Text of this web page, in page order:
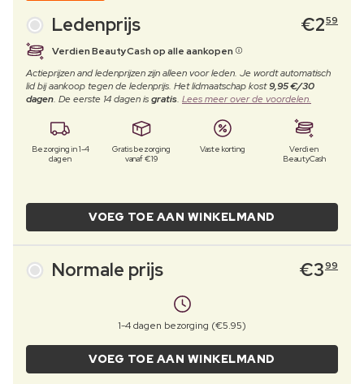
Ledenprijs €259
Verdien BeautyCash op alle aankopen
Actieprijzen and ledenprijzen zijn alleen voor leden. Je wordt automatisch
lid bij aankoop tegen de ledenprijs. Het lidmaatschap kost9,95 €/30
dagen. De eerste 14 dagen isgratis. Lees meer over de voordelen.
Bezorging in 1-4
dagen
Gratis bezorging
vanaf €19
Vaste korting
Verdien
BeautyCash
VOEG TOE AAN WINKELMAND
Normale prijs €399
1-4 dagen bezorging (€5.95)
VOEG TOE AAN WINKELMAND